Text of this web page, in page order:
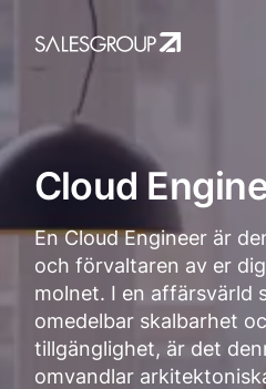
Cloud
En Cloud Engineer är
och förvaltaren av er
molnet. I en affärsvärld
omedelbar skalbarhet
tillgänglighet, är det
omvandlar